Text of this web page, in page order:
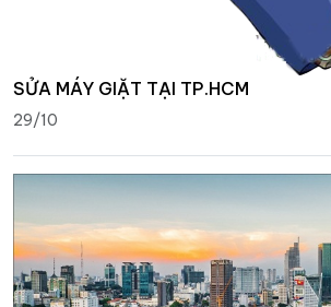
SỬA MÁY GIẶT TẠI TP.HCM
29/10